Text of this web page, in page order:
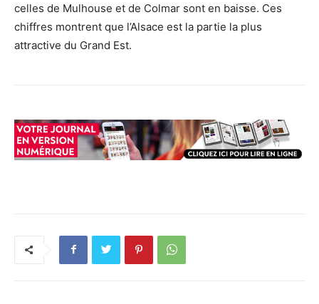
celles de Mulhouse et de Colmar sont en baisse. Ces
chiffres montrent que l’Alsace est la partie la plus
attractive du Grand Est.